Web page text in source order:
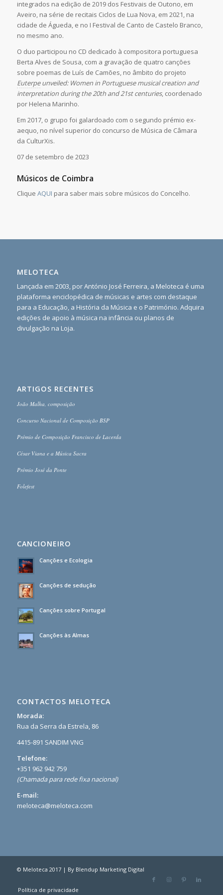
integrados na edição de 2019 dos Festivais de Outono, em
Aveiro, na série de recitais Ciclos de Lua Nova, em 2021, na
cidade de Águeda, e no I Festival de Canto de Castelo Branco,
no mesmo ano.
O duo participou no CD dedicado à compositora portuguesa
Berta Alves de Sousa, com a gravação de quatro canções
sobre poemas de Luís de Camões, no âmbito do projeto
Euterpeunveiled: Women in Portuguese musical creation and
interpretation during the 20th and 21st centuries, coordenado
por Helena Marinho.
Em 2017, o grupo foi galardoado com o segundo prémio ex-
aequo, no nível superior do concurso de Música de Câmara
da CulturXis.
07 de setembro de 2023
Músicos de Coimbra
Clique AQUI para saber mais sobre músicos do Concelho.
MELOTECA
Lançada em 2003, por António José Ferreira, a Meloteca é uma
plataforma enciclopédica de músicas e artes com destaque
para a Educação, a História da Música e o Património. Adquira
edições de apoio à música na infância ou planos de
divulgação na Loja.
ARTIGOS RECENTES
João Malha, composição
Concurso Nacional de Composição BSP
Prémio de Composição Francisco de Lacerda
César Viana e a Música Sacra
Prémio José da Ponte
Folefest
CANCIONEIRO
Canções e Ecologia
Canções de sedução
Canções sobre Portugal
Canções às Almas
CONTACTOS MELOTECA
Morada:
Rua da Serra da Estrela, 86
4415-891 SANDIM VNG
Telefone:
+351 962 942 759
(Chamada para rede fixa nacional)
E-mail:
meloteca@meloteca.com
© Meloteca 2017 | By Blendup Marketing Digital
Política de privacidade